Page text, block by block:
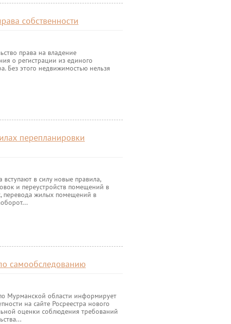
собственности
права на владение
о регистрации из единого
Без этого недвижимостью нельзя
перепланировки
вступают в силу новые правила,
и переустройств помещений в
перевода жилых помещений в
самообследованию
Мурманской области информирует
на сайте Росреестра нового
оценки соблюдения требований